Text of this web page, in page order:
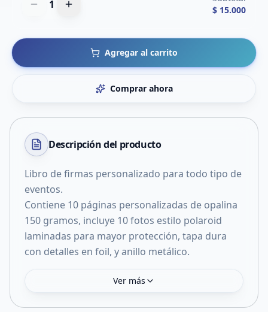
1
$ 15.000
Agregar al carrito
Comprar ahora
Descripción del producto
Libro de firmas personalizado para todo tipo de
eventos.
Contiene 10 páginas personalizadas de opalina
150 gramos, incluye 10 fotos estilo polaroid
laminadas para mayor protección, tapa dura
Ver más